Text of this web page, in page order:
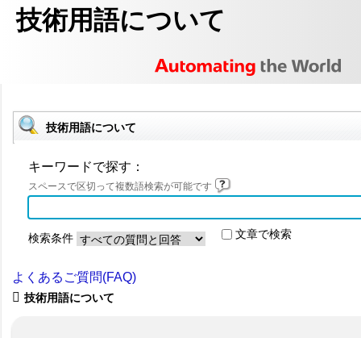
技術用語について
技術用語について
キーワードで探す：
スペースで区切って複数語検索が可能です
検索条件 文章で検索
よくあるご質問(FAQ)
技術用語について